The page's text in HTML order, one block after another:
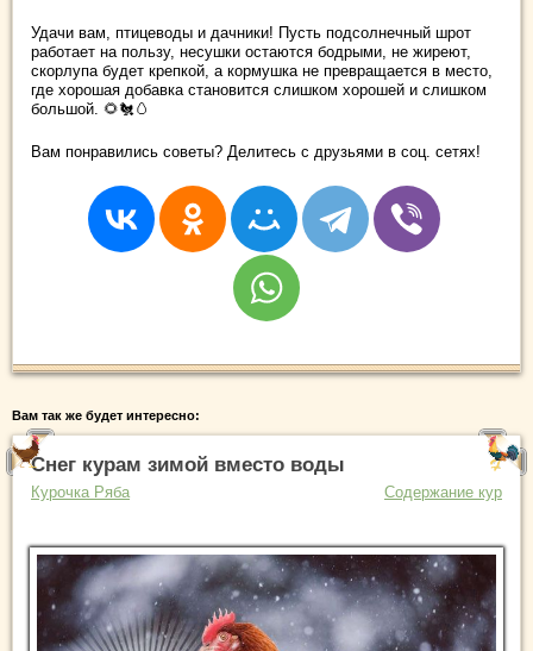
Удачи вам, птицеводы и дачники! Пусть подсолнечный шрот
работает на пользу, несушки остаются бодрыми, не жиреют,
скорлупа будет крепкой, а кормушка не превращается в место,
где хорошая добавка становится слишком хорошей и слишком
большой. 🌻🐔🥚
Вам понравились советы? Делитесь с друзьями в соц. сетях!
Вам так же будет интересно:
Снег курам зимой вместо воды
Курочка Ряба Содержание кур